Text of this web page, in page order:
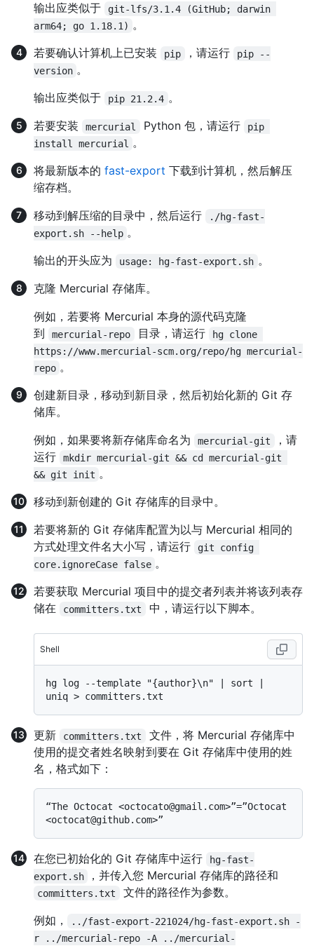
输出应类似于
git-lfs/3.1.4 (GitHub; darwin
arm64; go 1.18.1) 。
若要确认计算机上已安装
pip ，请运行
pip --
version 。
输出应类似于
pip 21.2.4 。
若要安装
mercurial Python 包，请运行
pip
install mercurial 。
将最新版本的 fast-export 下载到计算机，然后解压
缩存档。
移动到解压缩的目录中，然后运行
./hg-fast-
export.sh --help 。
输出的开头应为
usage: hg-fast-export.sh 。
克隆 Mercurial 存储库。
例如，若要将 Mercurial 本身的源代码克隆
到
mercurial-repo 目录，请运行
hg clone
https://www.mercurial-scm.org/repo/hg mercurial-
repo 。
创建新目录，移动到新目录，然后初始化新的 Git 存
储库。
例如，如果要将新存储库命名为
mercurial-git
，请
运行
mkdir mercurial-git && cd mercurial-git
&& git init 。
移动到新创建的 Git 存储库的目录中。
若要将新的 Git 存储库配置为以与 Mercurial 相同的
方式处理文件名大小写，请运行
git config
core.ignoreCase false 。
若要获取 Mercurial 项目中的提交者列表并将该列表存
储在
committers.txt 中，请运行以下脚本。
Shell
hg log --template "{author}\n" | sort |
更新 committers.txt
文件，将 Mercurial 存储库中
使用的提交者姓名映射到要在 Git 存储库中使用的姓
名，格式如下：
“The Octocat <octocato@gmail.com>”=”Octocat
在您已初始化的 Git 存储库中运行
hg-fast-
export.sh
，并传入您 Mercurial 存储库的路径和
committers.txt
文件的路径作为参数。
例如，
../fast-export-221024/hg-fast-export.sh -
r ../mercurial-repo -A ../mercurial-